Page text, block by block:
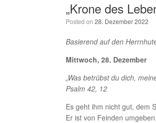
„Krone des
Posted on 28. Dezember 2022
Basierend auf den
Mittwoch, 28. Dezember
„Was betrübst du dich,
Psalm 42, 12
Es geht ihm nicht gut, dem
Er ist von Feinden